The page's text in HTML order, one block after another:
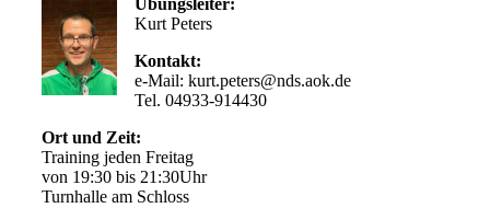
Übungsleiter:
Kurt Peters
Kontakt:
e-Mail: kurt.peters@nds.aok.de
Tel. 04933-914430
Ort und Zeit:
Training jeden Freitag
von 19:30 bis 21:30Uhr
Turnhalle am Schloss